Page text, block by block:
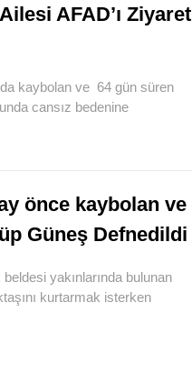
AFAD’ı Ziyaret
kaybolan ve 64 gün süren
cansız bedenine
önce kaybolan ve
Güneş Defnedildi
yakınlarında bulunan
kurtarmak isterken